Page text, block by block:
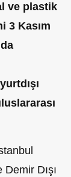
ve plastik
3 Kasım
Dışı